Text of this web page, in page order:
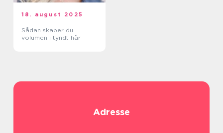
18. august 2025
Sådan skaber du
volumen i tyndt hår
Adresse